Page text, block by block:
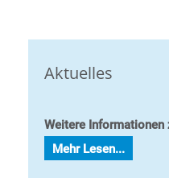
Aktuelles
Weitere
Mehr Lesen...